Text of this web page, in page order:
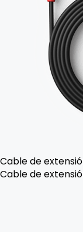
Cable de
Cable de